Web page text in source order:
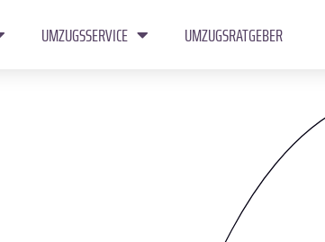
UMZUGSSERVICE UMZUGSRATGEBER